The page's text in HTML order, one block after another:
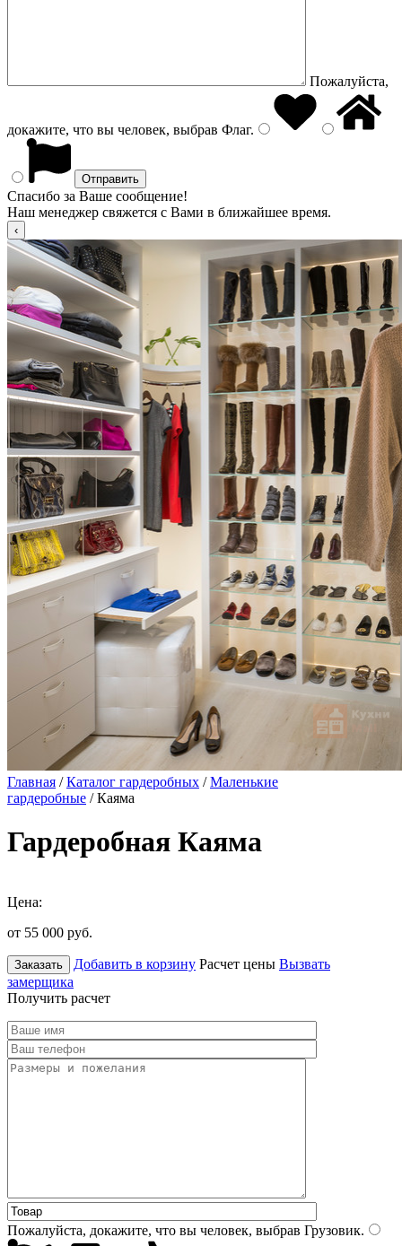
Пожалуйста,
докажите, что вы человек, выбрав Флаг.
Спасибо за Ваше сообщение!
Наш менеджер свяжется с Вами в ближайшее время.
Главная /Каталог гардеробных /Маленькие
гардеробные / Каяма
Гардеробная Каяма
Цена:
от 55 000 руб.
Заказать Добавить в корзину Расчет цены Вызвать
замерщика
Получить расчет
Пожалуйста, докажите, что вы человек, выбрав Грузовик.